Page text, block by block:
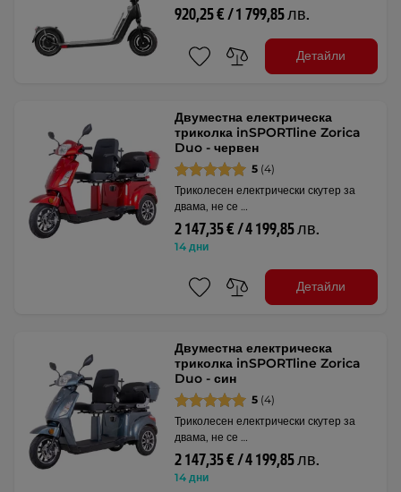
920,25 € / 1 799,85 лв.
Детайли
Двуместна електрическа
триколка inSPORTline Zorica
Duo - червен
5 (4)
Триколесен електрически скутер за
двама, не се …
2 147,35 € / 4 199,85 лв.
14 дни
Детайли
Двуместна електрическа
триколка inSPORTline Zorica
Duo - син
5 (4)
Триколесен електрически скутер за
двама, не се …
2 147,35 € / 4 199,85 лв.
14 дни